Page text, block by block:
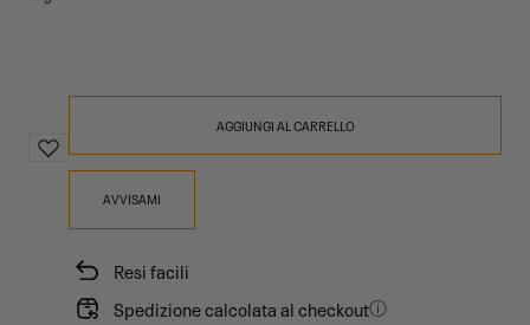
AGGIUNGI AL CARRELLO
AVVISAMI
Resi facili
Spedizione calcolata al checkout